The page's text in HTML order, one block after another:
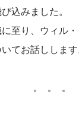
込みました。
至り、ウィル
てお話しします